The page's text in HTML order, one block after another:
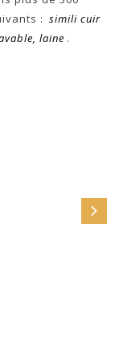
: simili cuir
laine .